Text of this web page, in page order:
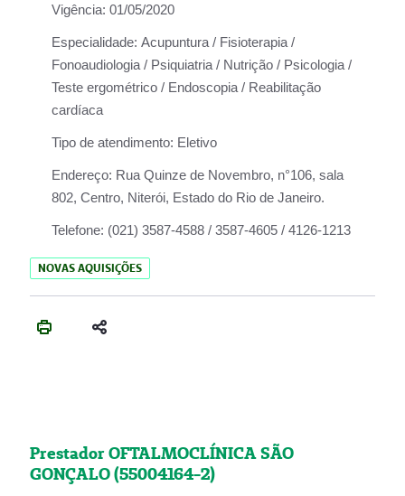
Vigência: 01/05/2020
Especialidade: Acupuntura / Fisioterapia /
Fonoaudiologia / Psiquiatria / Nutrição / Psicologia /
Teste ergométrico / Endoscopia / Reabilitação
cardíaca
Tipo de atendimento: Eletivo
Endereço: Rua Quinze de Novembro, n°106, sala
802, Centro, Niterói, Estado do Rio de Janeiro.
Telefone: (021) 3587-4588 / 3587-4605 / 4126-1213
NOVAS AQUISIÇÕES
Prestador OFTALMOCLÍNICA SÃO
GONÇALO (55004164-2)